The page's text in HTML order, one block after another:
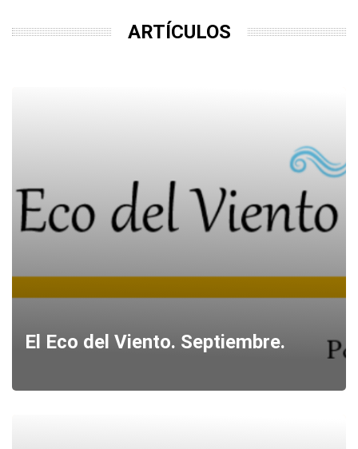
ARTÍCULOS
El Eco del Viento. Septiembre.